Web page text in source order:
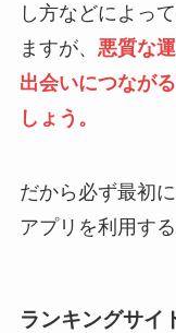
し方などによっ
ますが、 悪質な
出会いにつなが
しょう。
だから必ず最初
アプリを利用す
ランキングサイ